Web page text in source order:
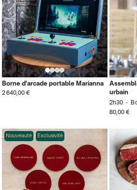
Borne d'arcade portable Marianna
2 640,00 €
urbain
2h30
80,00 €
Nouveauté Exclusivité